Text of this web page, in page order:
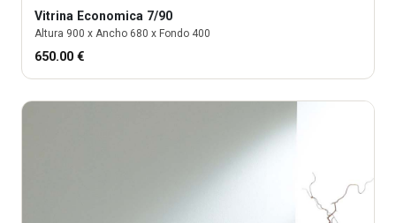
Vitrina Economica 7/90
Altura 900 x Ancho 680 x Fondo 400
650.00 €